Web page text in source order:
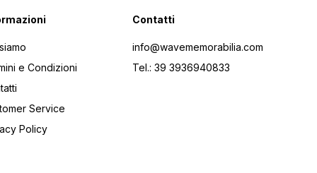
e Condizioni
Service
Policy
Contatti
info@wavememorabilia.com
Tel.: 39 3936940833